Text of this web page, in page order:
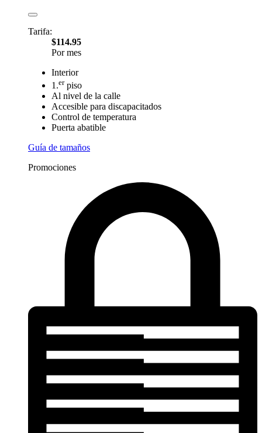
Tarifa:
$114.95
Por mes
Interior
1.erpiso
Al nivel de la calle
Accesible para discapacitados
Control de temperatura
Puerta abatible
Guía de tamaños
Promociones